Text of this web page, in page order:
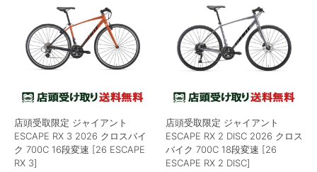
店頭受取限定 ジャイアント
ESCAPE RX 3 2026 クロスバイ
ク 700C 16段変速 [26 ESCAPE
RX 3]
店頭受取限定 ジャイアント
ESCAPE RX 2 DISC 2026 クロス
バイク 700C 18段変速 [26
ESCAPE RX 2 DISC]